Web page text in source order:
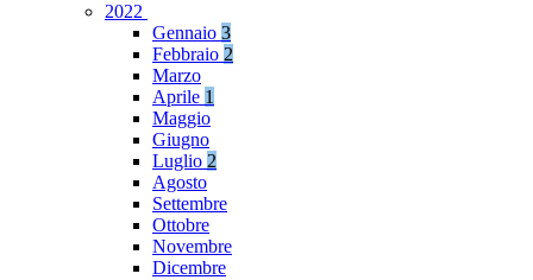
2022
Gennaio 3
Febbraio 2
Marzo
Aprile 1
Maggio
Giugno
Luglio 2
Agosto
Settembre
Ottobre
Novembre
Dicembre